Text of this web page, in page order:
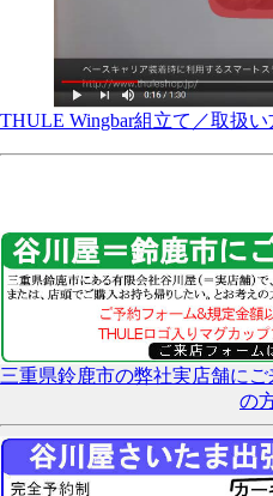
THULE Wingbar組立て／取扱い
三重県鈴鹿市の弊社実店舗に
の